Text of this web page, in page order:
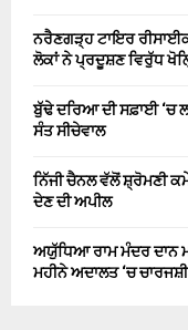
ਨਰੈਣਗੜ੍ਹ ਟਾਇਰ
ਲੋਕਾਂ ਨੇ ਪ੍ਰਦੂਸ਼ਣ ਵਿਰੁੱਧ
ਬੁੱਢੇ ਦਰਿਆ ਦੀ ਸਫ਼ਾਈ ‘ਚ
ਸੰਤ ਸੀਚੇਵਾਲ
ਨਿੱਜੀ ਚੈਨਲ ਵੱਲੋਂ ਸ਼੍ਰੋਮਣੀ
ਦੇਣ ਦੀ ਅਪੀਲ
ਅਯੁੱਧਿਆ ਰਾਮ ਮੰਦਰ ਦਾਨ
ਮਹੀਨੇ ਅਦਾਲਤ ‘ਚ